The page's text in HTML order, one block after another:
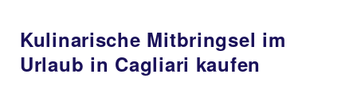
Kulinarische Mitbringsel im
Urlaub in Cagliari kaufen